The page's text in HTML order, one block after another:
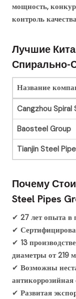
мощность,
контроль
Лучшие
Спирально-
Название
Cangzhou Spiral
Baosteel Group
Tianjin Steel
Почему
Steel Pipes
✔ 27 лет опыта в
✔
✔ 13
диаметры от 219
✔ Возможны
антикоррозийная
✔ Развитая